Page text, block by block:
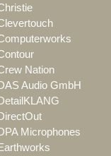
Nation
Audio GmbH
Microphones